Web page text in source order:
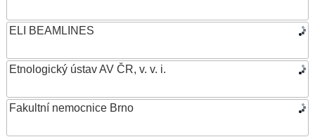
ELI BEAMLINES
Etnologický ústav AV ČR, v. v. i.
Fakultní nemocnice Brno